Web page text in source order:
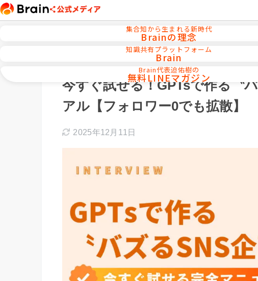
集合知から生まれる新時代
Brainの理念
知識共有プラットフォーム
Brain
Brain代表迫佑樹の
無料LINEマガジン
AI活用／自動化ツール
今すぐ試せる！GPTsで作る〝
アル【フォロワー0でも拡散】
2025年12月11日